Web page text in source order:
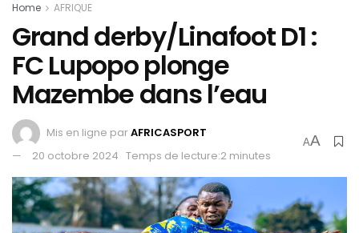
Home AFRIQUE
Grand derby/Linafoot D1 :
FC Lupopo plonge
Mazembe dans l’eau
Mis en ligne parAFRICASPORT
20 octobre 2024 Temps de lecture:2 minutes
AA